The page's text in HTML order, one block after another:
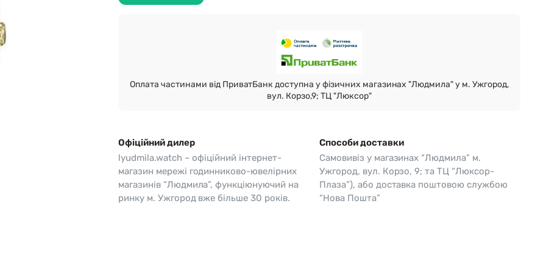
Lemans
Swiss Alpine Military 🇨🇭
Tissot 🇨🇭
Оплата частинами від ПриватБанк доступна у фізичних магазинах "Людмила" у м. Ужгород,
вул. Корзо,9; ТЦ "Люксор"
Офіційний дилер
lyudmila.watch – офіційний інтернет-
магазин мережі годинниково-ювелірних
магазинів “Людмила”, функціюнуючий на
ринку м. Ужгород вже більше 30 років.
Способи доставки
Самовивіз у магазинах “Людмила” м.
Ужгород, вул. Корзо, 9; та ТЦ “Люксор-
Плаза”), або доставка поштовою службою
“Нова Пошта”